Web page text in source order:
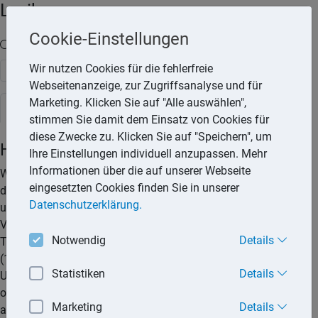
Lexika
Volltext-Suche in den Lexika
Suchen
Steuerlexikon
Haushaltsersparnis
Wird bei einer Heimunterbringung wegen Pflegebedürftigkeit
der private Haushalt aufgelöst, sind entstehende Heimkosten
um die Haushaltsersparnis zu reduzieren. Liegen die
Voraussetzungen (Heimunterbringung) nur während eines
Teils des Kalenderjahres vor, sind die anteiligen Beträge
(1/360 pro Tag, 1/12 pro Monat) anzusetzen. Kosten zur
Unterbringung in einem Krankenhaus werden regelmäßig
ohne Kürzung um eine Haushaltsersparnis als
außergewöhnliche Belastung anerkannt.
Cookie-Einstellungen
Wir nutzen Cookies für die fehlerfreie
Webseitenanzeige, zur Zugriffsanalyse und für
Marketing. Klicken Sie auf "Alle auswählen",
stimmen Sie damit dem Einsatz von Cookies für
diese Zwecke zu. Klicken Sie auf "Speichern", um
Ihre Einstellungen individuell anzupassen. Mehr
Informationen über die auf unserer Webseite
eingesetzten Cookies finden Sie in unserer
Datenschutzerklärung.
Notwendig Details
Statistiken Details
Marketing Details